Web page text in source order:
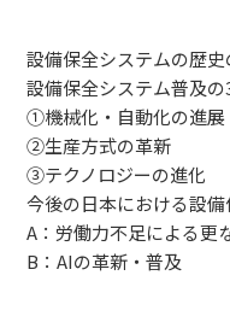
設備保全システムの歴史
設備保全システム普及
①機械化・自動化の進展
②生産方式の革新
③テクノロジーの進化
今後の日本における設
A：労働力不足による更
B：AIの革新・普及